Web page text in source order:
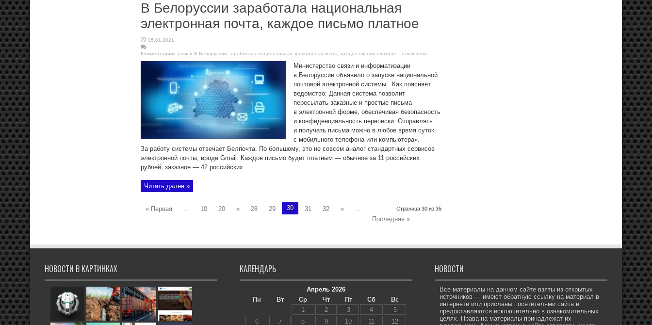
В Белоруссии заработала национальная
электронная почта, каждое письмо платное
05.01.2021
Комментариик записи В Белоруссии заработала национальная электронная почта, каждое письмо платное отключены
Министерство связи и информатизации
в Белоруссии объявило о запуске национальной
почтовой электронной системы. Как поясняет
ведомство: Данная система позволит
пересылать заказные и простые письма
в электронной форме, обеспечивая безопасность
и конфиденциальность переписки. Отправлять
и получать письма можно в любое время суток
с мобильного телефона или компьютера».
За работу системы отвечает Белпочта. По большому, это не совсем аналог стандартных сервисов
электронной почты, вроде Gmail. Каждое письмо будет платным — обычное за 11 российских
рублей, заказное — 42 российских ...
Читать далее »
Страница 30 из 35
« Первая ... 10 20 « 28 29 30 31 32 »
...
Последняя »
НОВОСТИ В КАРТИНКАХ КАЛЕНДАРЬ
Апрель 2026
Пн
Вт Ср Чт Пт Сб
Вс
1
2 3 4
5
6
7 8 9 10 11 12
НОВОСТИ
Все материалы на данном сайте взяты из открытых
источников — имеют обратную ссылку на материал в
интернете или присланы посетителями сайта и
предоставляются исключительно в ознакомительных
целях. Права на материалы принадлежат их